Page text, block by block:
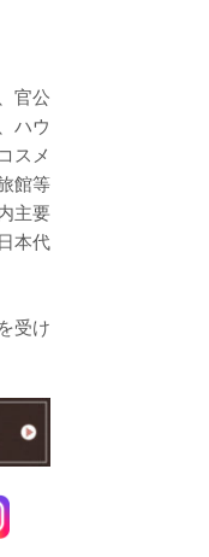
官公
ハウ
スメ
館等
主要
本代
受け